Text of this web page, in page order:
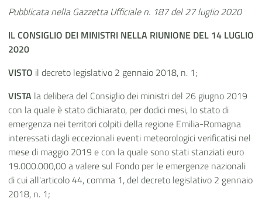
Pubblicata nella Gazzetta Ufficiale n. 187 del 27 luglio 2020
IL CONSIGLIO DEI MINISTRI NELLA RIUNIONE DEL 14 LUGLIO
2020
VISTO il decreto legislativo 2 gennaio 2018, n. 1;
VISTA la delibera del Consiglio dei ministri del 26 giugno 2019
con la quale è stato dichiarato, per dodici mesi, lo stato di
emergenza nei territori colpiti della regione Emilia-Romagna
interessati dagli eccezionali eventi meteorologici verificatisi nel
mese di maggio 2019 e con la quale sono stati stanziati euro
19.000.000,00 a valere sul Fondo per le emergenze nazionali
di cui all'articolo 44, comma 1, del decreto legislativo 2 gennaio
2018, n. 1;